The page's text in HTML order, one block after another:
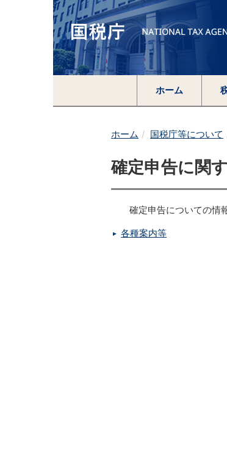
ホーム
ホーム 国税庁等について
確定申告に関
確定申告についての情
各種案内等